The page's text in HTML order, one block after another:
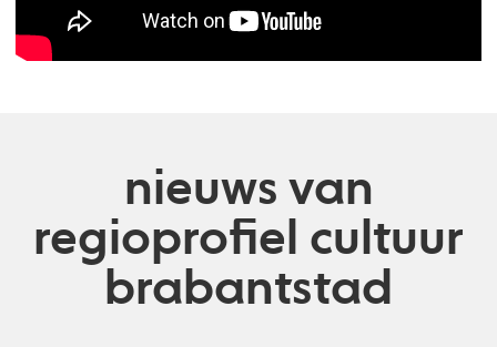
nieuws van
regioprofiel cultuur
brabantstad